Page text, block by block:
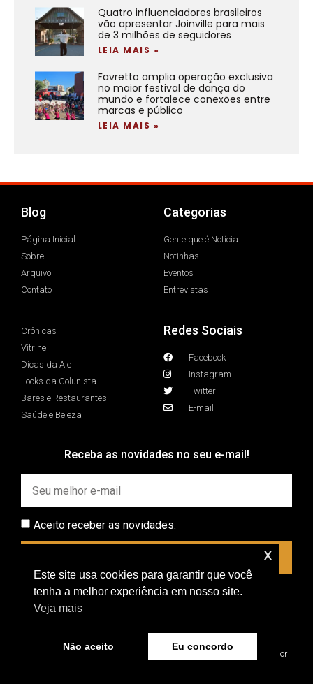
Quatro influenciadores brasileiros
vão apresentar Joinville para mais
de 3 milhões de seguidores
LEIA MAIS »
Favretto amplia operação exclusiva
no maior festival de dança do
mundo e fortalece conexões entre
marcas e público
LEIA MAIS »
Blog
Página Inicial
Sobre
Arquivo
Contato
Categorias
Gente que é Notícia
Notinhas
Eventos
Entrevistas
Crônicas
Vitrine
Dicas da Ale
Looks da Colunista
Bares e Restaurantes
Saúde e Beleza
Redes Sociais
Facebook
Instagram
Twitter
E-mail
Receba as novidades no seu e-mail!
Aceito receber as novidades.
Ale Lobo © 2026 - Todos os direitos reservados. Desenvolvido por
Este site usa cookies para garantir que você
tenha a melhor experiência em nosso site.
Veja mais
Não aceito Eu concordo
x